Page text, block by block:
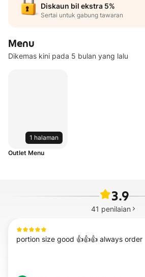
Diskaun bil ekstra 5%
Sertai untuk gabung tawaran
Menu
Dikemas kini pada 5 bulan yang lalu
1 halaman
Outlet Menu
3.9
41 penilaian
portion size good 👍👍👍 always order